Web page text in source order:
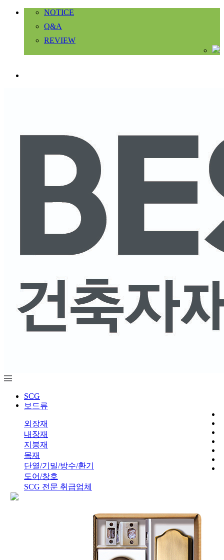
NOTICE
Q&A
REVIEW
SCG
보드류
외장재
내장재
지붕재
목재
단열/기밀/방수/환기
도어/창호
SCG 전문 취급업체